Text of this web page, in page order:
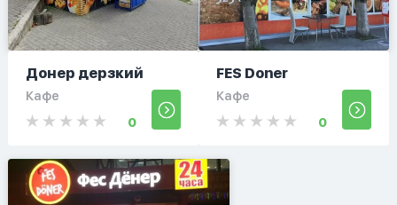
Донер дерзкий
Кафе
0
FES Doner
Кафе
0